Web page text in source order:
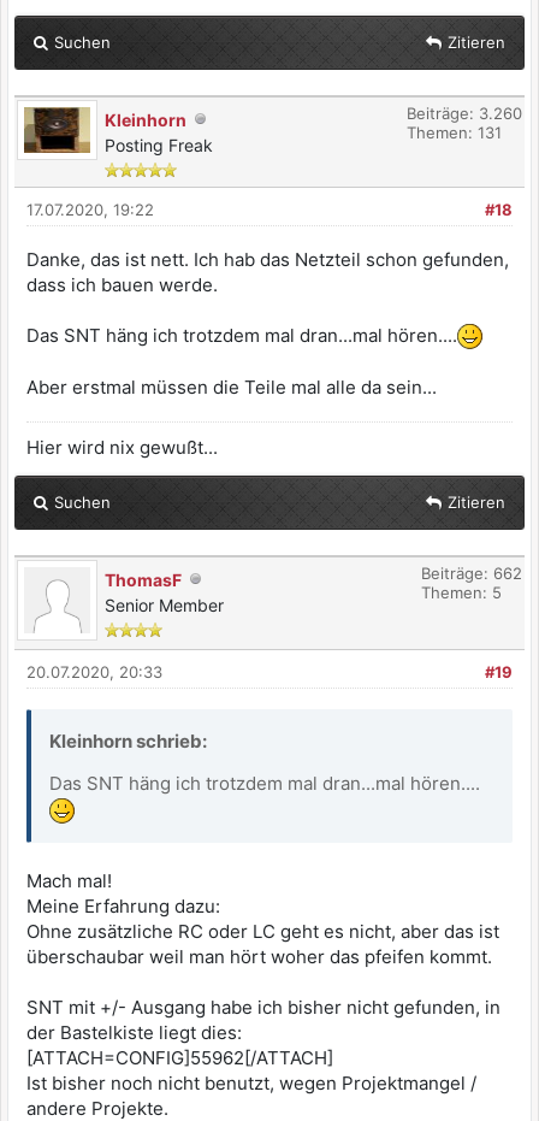
Suchen Zitieren
Kleinhorn
Posting Freak
Beiträge: 3.260
Themen: 131
#18
17.07.2020, 19:22
Danke, das ist nett. Ich hab das Netzteil schon gefunden,
dass ich bauen werde.
Das SNT häng ich trotzdem mal dran...mal hören....
Aber erstmal müssen die Teile mal alle da sein...
Hier wird nix gewußt...
Suchen Zitieren
ThomasF
Senior Member
Beiträge: 662
Themen: 5
#19
20.07.2020, 20:33
Kleinhorn schrieb:
Das SNT häng ich trotzdem mal dran...mal hören....
Mach mal!
Meine Erfahrung dazu:
Ohne zusätzliche RC oder LC geht es nicht, aber das ist
überschaubar weil man hört woher das pfeifen kommt.
SNT mit +/- Ausgang habe ich bisher nicht gefunden, in
der Bastelkiste liegt dies:
[ATTACH=CONFIG]55962[/ATTACH]
Ist bisher noch nicht benutzt, wegen Projektmangel /
andere Projekte.